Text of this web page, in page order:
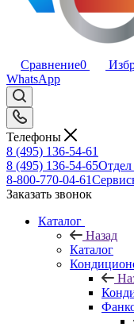
Сравнение0
WhatsApp
Телефоны
8 (495) 136-54-61
8 (495) 136-54-65
8-800-770-04-61
Заказать звонок
Каталог
Назад
Каталог